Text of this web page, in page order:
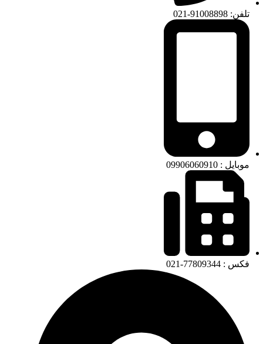
تلفن: 91008898-021
موبایل : 09906060910
فکس : 77809344-021